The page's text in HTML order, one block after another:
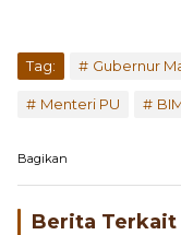
Tag: Gubernur
Menteri PU
Bagikan
Berita Terkait